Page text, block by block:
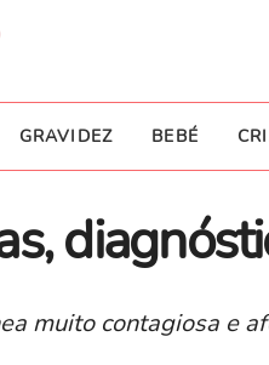
GRAVIDEZ BEBÉ
muito contagiosa e